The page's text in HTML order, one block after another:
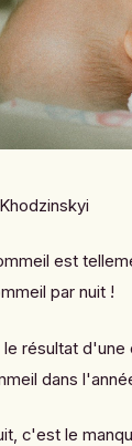
est
par nuit !
résultat d'une
dans
c'est le